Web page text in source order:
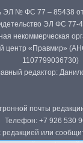
ЭЛ № ФС 77 – 85438
ЭЛ ФС 77-
некоммерческая
центр «Правмир»
1107799036730)
редактор:
почты
Телефон: +7 926 530
редакцией или